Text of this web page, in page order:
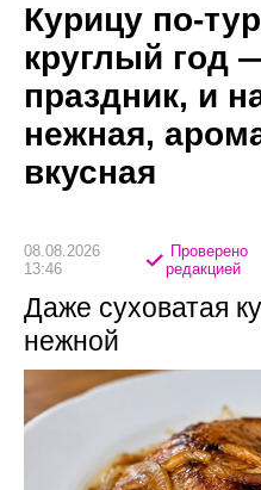
Курицу по-
круглый год
праздник, и
нежная,
вкусная
08.08.2026
13:46
Проверено
редакцией
Даже суховатая
нежной